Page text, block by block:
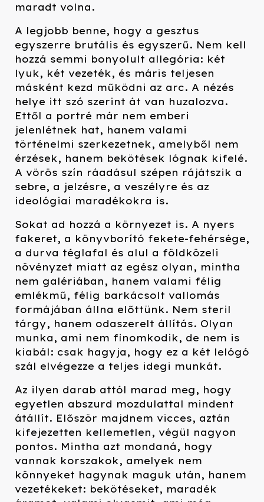
maradt volna.
A legjobb benne, hogy a gesztus
egyszerre brutális és egyszerű. Nem kell
hozzá semmi bonyolult allegória: két
lyuk, két vezeték, és máris teljesen
másként kezd működni az arc. A nézés
helye itt szó szerint át van huzalozva.
Ettől a portré már nem emberi
jelenlétnek hat, hanem valami
történelmi szerkezetnek, amelyből nem
érzések, hanem bekötések lógnak kifelé.
A vörös szín ráadásul szépen rájátszik a
sebre, a jelzésre, a veszélyre és az
ideológiai maradékokra is.
Sokat ad hozzá a környezet is. A nyers
fakeret, a könyvborító fekete-fehérsége,
a durva téglafal és alul a földközeli
növényzet miatt az egész olyan, mintha
nem galériában, hanem valami félig
emlékmű, félig barkácsolt vallomás
formájában állna előttünk. Nem steril
tárgy, hanem odaszerelt állítás. Olyan
munka, ami nem finomkodik, de nem is
kiabál: csak hagyja, hogy ez a két lelógó
szál elvégezze a teljes idegi munkát.
Az ilyen darab attól marad meg, hogy
egyetlen abszurd mozdulattal mindent
átállít. Először majdnem vicces, aztán
kifejezetten kellemetlen, végül nagyon
pontos. Mintha azt mondaná, hogy
vannak korszakok, amelyek nem
könnyeket hagynak maguk után, hanem
vezetékeket: bekötéseket, maradék